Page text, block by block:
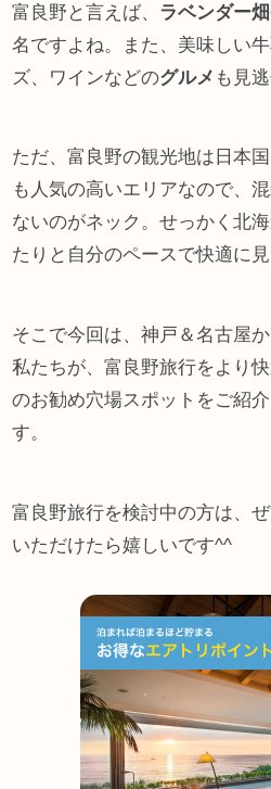
富良野と言えば、 ラベンダー畑
名ですよね。また、美味しい
ズ、ワインなどのグルメ も見
ただ、富良野の観光地は日本
も人気の高いエリアなので、
ないのがネック。せっかく北
たりと自分のペースで快適に
そこで今回は、神戸＆名古屋
私たちが、富良野旅行をより
のお勧め穴場スポットをご紹
す。
富良野旅行を検討中の方は、
いただけたら嬉しいです^^